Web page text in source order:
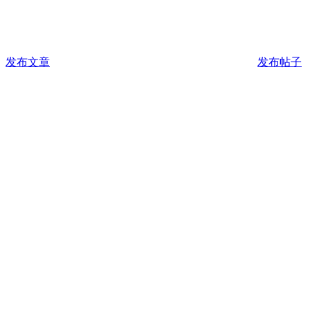
发布文章 发布帖子